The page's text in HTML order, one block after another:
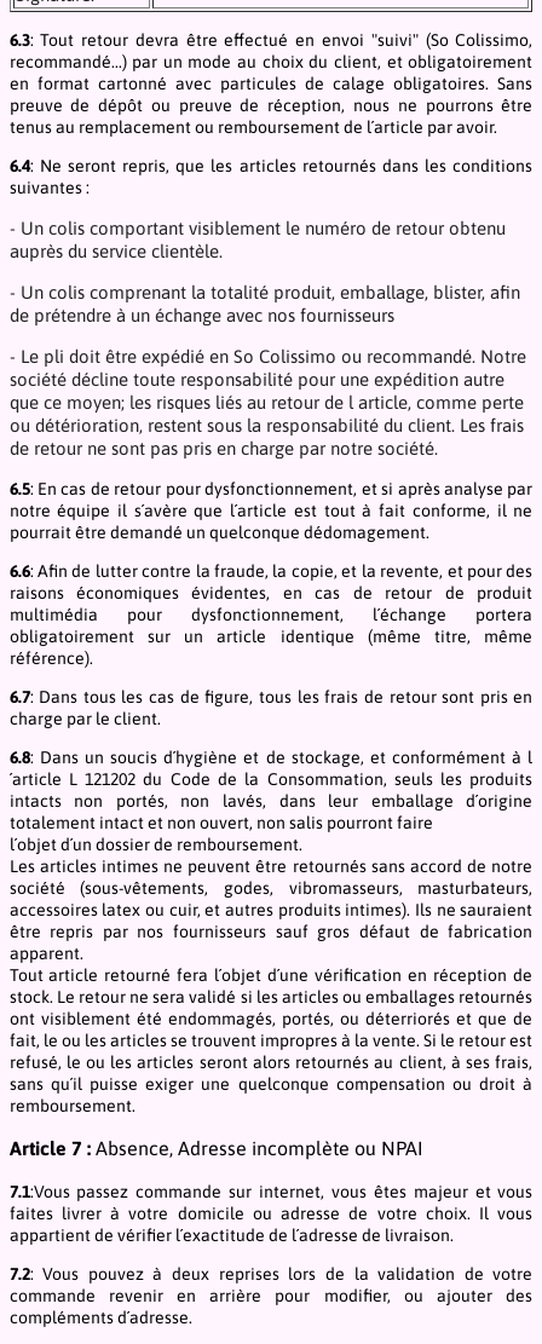
6.3: Tout retour devra être effectué en envoi "suivi" (So Colissimo,
recommandé...) par un mode au choix du client, et obligatoirement
en format cartonné avec particules de calage obligatoires. Sans
preuve de dépôt ou preuve de réception, nous ne pourrons être
tenus au remplacement ou remboursement de l´article par avoir.
6.4: Ne seront repris, que les articles retournés dans les conditions
suivantes :
- Un colis comportant visiblement le numéro de retour obtenu
auprès du service clientèle.
- Un colis comprenant la totalité produit, emballage, blister, afin
de prétendre à un échange avec nos fournisseurs
- Le pli doit être expédié en So Colissimo ou recommandé. Notre
société décline toute responsabilité pour une expédition autre
que ce moyen; les risques liés au retour de l article, comme perte
ou détérioration, restent sous la responsabilité du client. Les frais
de retour ne sont pas pris en charge par notre société.
6.5: En cas de retour pour dysfonctionnement, et si après analyse par
notre équipe il s´avère que l´article est tout à fait conforme, il ne
pourrait être demandé un quelconque dédomagement.
6.6: Afin de lutter contre la fraude, la copie, et la revente, et pour des
raisons économiques évidentes, en cas de retour de produit
multimédia pour dysfonctionnement, l´échange portera
obligatoirement sur un article identique (même titre, même
référence).
6.7: Dans tous les cas de figure, tous les frais de retour sont pris en
charge par le client.
6.8: Dans un soucis d´hygiène et de stockage, et conformément à l
´article L 121202 du Code de la Consommation, seuls les produits
intacts non portés, non lavés, dans leur emballage d´origine
totalement intact et non ouvert, non salis pourront faire
l´objet d´un dossier de remboursement.
Les articles intimes ne peuvent être retournés sans accord de notre
société (sous-vêtements, godes, vibromasseurs, masturbateurs,
accessoires latex ou cuir, et autres produits intimes). Ils ne sauraient
être repris par nos fournisseurs sauf gros défaut de fabrication
apparent.
Tout article retourné fera l´objet d´une vérification en réception de
stock. Le retour ne sera validé si les articles ou emballages retournés
ont visiblement été endommagés, portés, ou déterriorés et que de
fait, le ou les articles se trouvent impropres à la vente. Si le retour est
refusé, le ou les articles seront alors retournés au client, à ses frais,
sans qu´il puisse exiger une quelconque compensation ou droit à
remboursement.
Article 7 :Absence, Adresse incomplète ou NPAI
7.1:Vous passez commande sur internet, vous êtes majeur et vous
faites livrer à votre domicile ou adresse de votre choix. Il vous
appartient de vérifier l´exactitude de l´adresse de livraison.
7.2: Vous pouvez à deux reprises lors de la validation de votre
commande revenir en arrière pour modifier, ou ajouter des
compléments d´adresse.